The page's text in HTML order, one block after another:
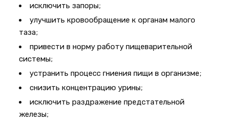
исключить запоры;
улучшить кровообращение к органам малого
таза;
привести в норму работу пищеварительной
системы;
устранить процесс гниения пищи в организме;
снизить концентрацию урины;
исключить раздражение предстательной
железы;